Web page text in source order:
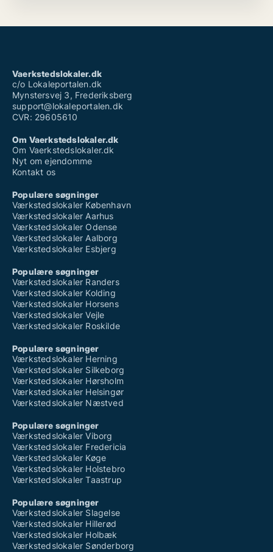
Vaerkstedslokaler.dk
c/o Lokaleportalen.dk
Mynstersvej 3, Frederiksberg
support@lokaleportalen.dk
CVR: 29605610
Om Vaerkstedslokaler.dk
Om Vaerkstedslokaler.dk
Nyt om ejendomme
Kontakt os
Populære søgninger
Værkstedslokaler København
Værkstedslokaler Aarhus
Værkstedslokaler Odense
Værkstedslokaler Aalborg
Værkstedslokaler Esbjerg
Populære søgninger
Værkstedslokaler Randers
Værkstedslokaler Kolding
Værkstedslokaler Horsens
Værkstedslokaler Vejle
Værkstedslokaler Roskilde
Populære søgninger
Værkstedslokaler Herning
Værkstedslokaler Silkeborg
Værkstedslokaler Hørsholm
Værkstedslokaler Helsingør
Værkstedslokaler Næstved
Populære søgninger
Værkstedslokaler Viborg
Værkstedslokaler Fredericia
Værkstedslokaler Køge
Værkstedslokaler Holstebro
Værkstedslokaler Taastrup
Populære søgninger
Værkstedslokaler Slagelse
Værkstedslokaler Hillerød
Værkstedslokaler Holbæk
Værkstedslokaler Sønderborg